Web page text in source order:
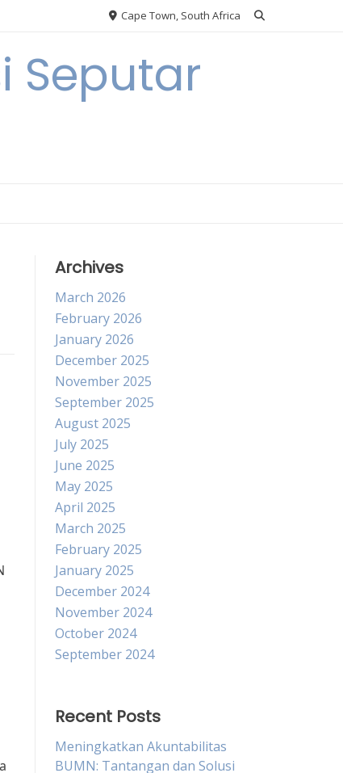
Cape Town, South Africa
Seputar
Archives
March 2026
February 2026
January 2026
December 2025
November 2025
September 2025
August 2025
July 2025
June 2025
May 2025
April 2025
March 2025
February 2025
January 2025
December 2024
November 2024
October 2024
September 2024
Recent Posts
Meningkatkan Akuntabilitas
BUMN: Tantangan dan Solusi